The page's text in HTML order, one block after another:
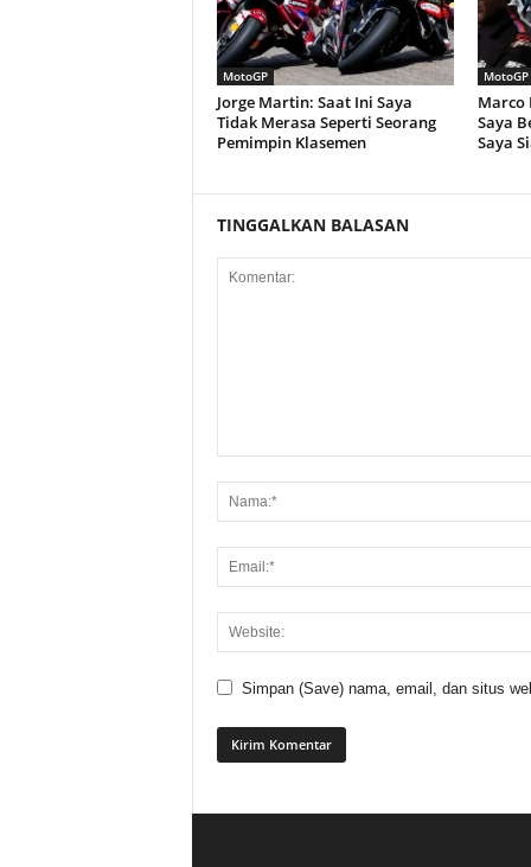
MotoGP
Jorge Martin: Saat Ini Saya
Tidak Merasa Seperti Seorang
Pemimpin Klasemen
MotoGP
Marco
Saya
Saya
TINGGALKAN BALASAN
Simpan (Save) nama, email, dan situs